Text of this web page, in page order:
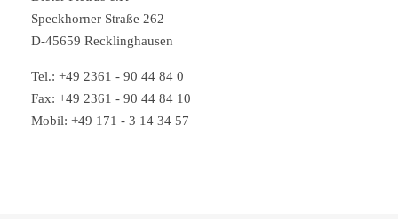
Speckhorner Straße 262
D-45659 Recklinghausen
Tel.: +49 2361 - 90 44 84 0
Fax: +49 2361 - 90 44 84 10
Mobil: +49 171 - 3 14 34 57